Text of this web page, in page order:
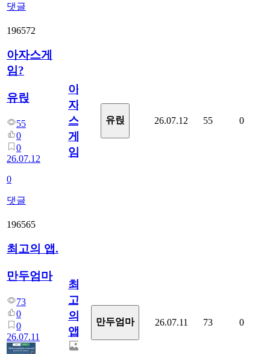
댓글
196572
아자스게
임?
유릱
55
0
0
26.07.12
0
댓글
아
자
스
게
임?
유릱 26.07.12 55 0
196565
최고의 앱.
만두엄마
73
0
0
26.07.11
최
고
의
앱.
만두엄마 26.07.11 73 0